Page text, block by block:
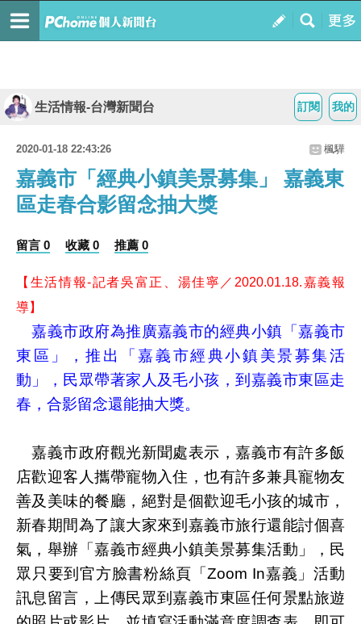
我的
訂閱
生活情報-台灣新聞台
2020-01-18 22:43:26 楓驊
嘉義市「經典小鎮美景募集」 嘉義東
區走春合影留念抽大獎
留言 0 收藏 0 推薦 0
【生活情報-記者吳富正、湯佳寧／2020.01.18.嘉義報
導】
嘉義市政府為推廣嘉義市的經典小鎮「嘉義市
東區」，推出「嘉義市經典小鎮美景募集活
動」，民眾帶著家人及毛小孩，到嘉義市東區走
春，合影留念還能抽大獎。
嘉義市政府觀光新聞處表示，嘉義市有許多飯
店歡迎客人攜帶寵物入住，也有許多兼具寵物友
善及美味的餐廳，絕對是個歡迎毛小孩的城市，
新春期間為了讓大家來到嘉義市旅行還能討個喜
氣，舉辦「嘉義市經典小鎮美景募集活動」，民
眾只要到官方臉書粉絲頁「Zoom In嘉義」活動
訊息留言，上傳民眾到嘉義市東區任何景點旅遊